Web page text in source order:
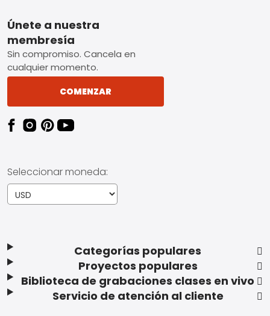
Footer
Categorías populares
Proyectos populares
Biblioteca de grabaciones clases en vivo
Servicio de atención al cliente
Únete a nuestra
membresía
Sin compromiso. Cancela en
cualquier momento.
COMENZAR
Seleccionar moneda: